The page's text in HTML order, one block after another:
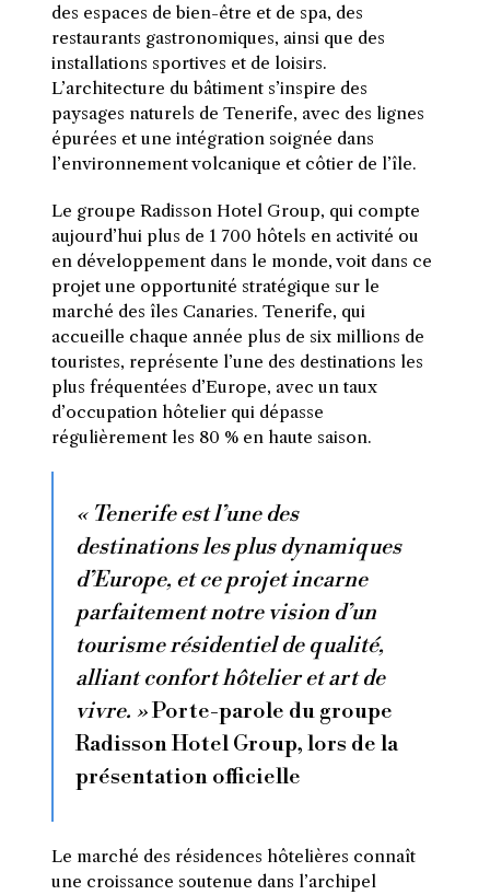
des espaces de bien-être et de spa, des
restaurants gastronomiques, ainsi que des
installations sportives et de loisirs.
L’architecture du bâtiment s’inspire des
paysages naturels de Tenerife, avec des lignes
épurées et une intégration soignée dans
l’environnement volcanique et côtier de l’île.
Le groupe Radisson Hotel Group, qui compte
aujourd’hui plus de 1 700 hôtels en activité ou
en développement dans le monde, voit dans ce
projet une opportunité stratégique sur le
marché des îles Canaries. Tenerife, qui
accueille chaque année plus de six millions de
touristes, représente l’une des destinations les
plus fréquentées d’Europe, avec un taux
d’occupation hôtelier qui dépasse
régulièrement les 80 % en haute saison.
« Tenerife est l’une des
destinations les plus dynamiques
d’Europe, et ce projet incarne
parfaitement notre vision d’un
tourisme résidentiel de qualité,
alliant confort hôtelier et art de
vivre. »Porte-parole du groupe
Radisson Hotel Group, lors de la
présentation officielle
Le marché des résidences hôtelières connaît
une croissance soutenue dans l’archipel